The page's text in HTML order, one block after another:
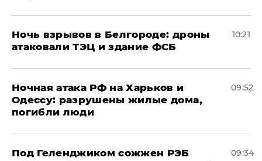
​Ночь взрывов в Белгороде: дроны
атаковали ТЭЦ и здание ФСБ
10:21
​Ночная атака РФ на Харьков и
Одессу: разрушены жилые дома,
погибли люди
09:52
Под Геленджиком сожжен РЭБ
09:34